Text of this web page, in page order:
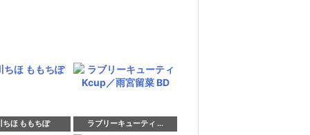
ちほ ももちぽ ラブリーキューティ ...